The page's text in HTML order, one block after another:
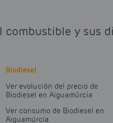
combustible y sus
Biodiesel
Ver evolución del precio de
Biodiesel en Aiguamúrcia
Ver consumo de Biodiesel en
Aiguamúrcia